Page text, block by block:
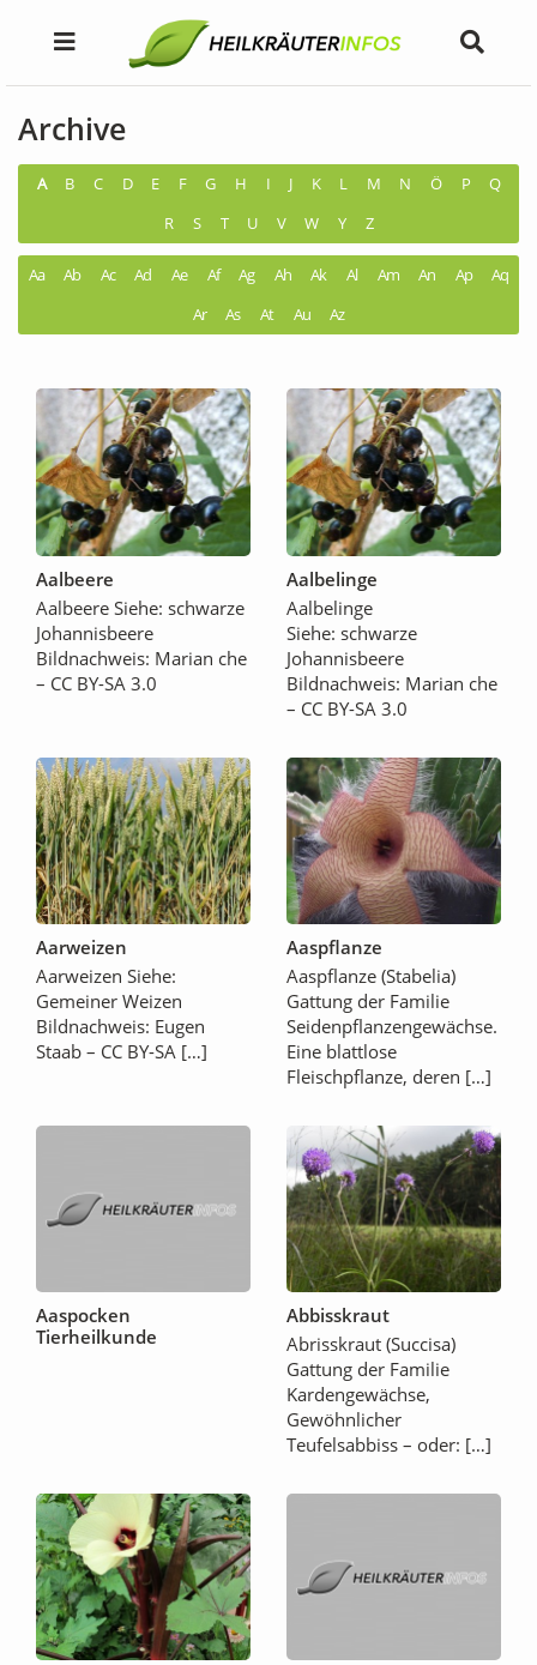
Archive
A B C D E F G H I J K L M N Ö P
Q
R
S T U V W Y Z
Aa Ab Ac Ad Ae Af Ag Ah Ak Al Am An Ap
Aq
Ar
As At Au Az
Aalbeere
Aalbeere Siehe: schwarze
Johannisbeere
Bildnachweis: Marian che
– CC BY-SA 3.0
Aalbelinge
Aalbelinge
Siehe: schwarze
Johannisbeere
Bildnachweis: Marian che
– CC BY-SA 3.0
Aarweizen
Aarweizen Siehe:
Gemeiner Weizen
Bildnachweis: Eugen
Staab – CC BY-SA […]
Aaspflanze
Aaspflanze (Stabelia)
Gattung der Familie
Seidenpflanzengewächse.
Eine blattlose
Fleischpflanze, deren […]
Aaspocken
Tierheilkunde
Abbisskraut
Abrisskraut (Succisa)
Gattung der Familie
Kardengewächse,
Gewöhnlicher
Teufelsabbiss – oder: […]